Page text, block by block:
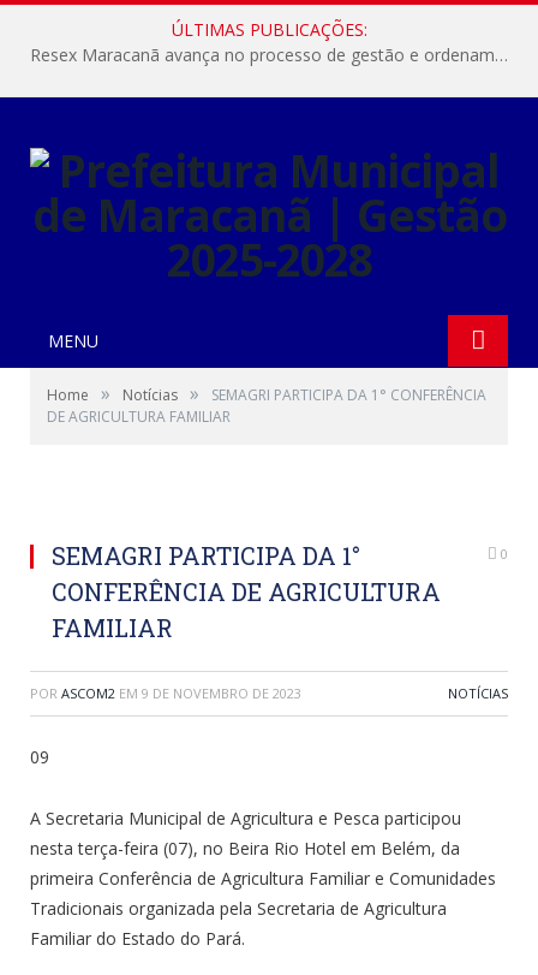
ÚLTIMAS PUBLICAÇÕES:
Resex Maracanã avança no processo de gestão e ordenamento do turismo em nossas áreas protegidas.
MENU
Home » Notícias »
SEMAGRI PARTICIPA DA 1° CONFERÊNCIA
DE AGRICULTURA FAMILIAR
SEMAGRI PARTICIPA DA 1°
CONFERÊNCIA DE AGRICULTURA
FAMILIAR
0
POR ASCOM2 EM 9 DE NOVEMBRO DE 2023 NOTÍCIAS
09
A Secretaria Municipal de Agricultura e Pesca participou
nesta terça-feira (07), no Beira Rio Hotel em Belém, da
primeira Conferência de Agricultura Familiar e Comunidades
Tradicionais organizada pela Secretaria de Agricultura
Familiar do Estado do Pará.